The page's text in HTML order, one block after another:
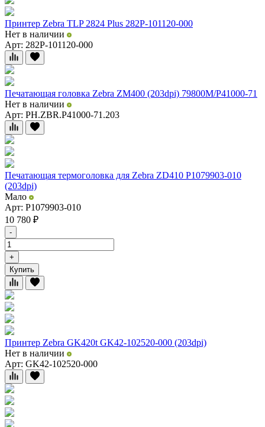
Принтер Zebra TLP 2824 Plus 282P-101120-000
Нет в наличии
Арт: 282P-101120-000
Печатающая головка Zebra ZM400 (203dpi) 79800M/P41000-71
Нет в наличии
Арт: PH.ZBR.P41000-71.203
Печатающая термоголовка для Zebra ZD410 P1079903-010
(203dpi)
Мало
Арт: P1079903-010
10 780 ₽
-
+
Купить
Принтер Zebra GK420t GK42-102520-000 (203dpi)
Нет в наличии
Арт: GK42-102520-000